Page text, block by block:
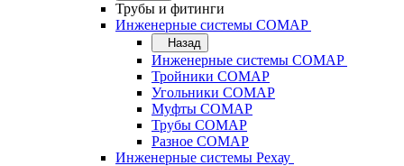
Трубы и фитинги
Инженерные системы COMAP
Назад
Инженерные системы COMAP
Тройники COMAP
Угольники COMAP
Муфты COMAP
Трубы COMAP
Разное COMAP
Инженерные системы Рехау